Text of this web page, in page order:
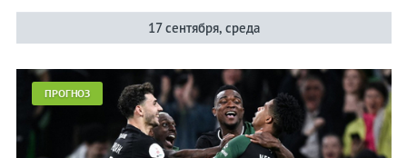
17 сентября, среда
ПРОГНОЗ